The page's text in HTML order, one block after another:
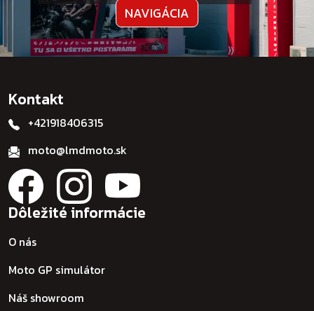
NAVIGÁCIA
Kontakt
+421918406315
moto@lmdmoto.sk
Dôležité informácie
O nás
Moto GP simulátor
Náš showroom